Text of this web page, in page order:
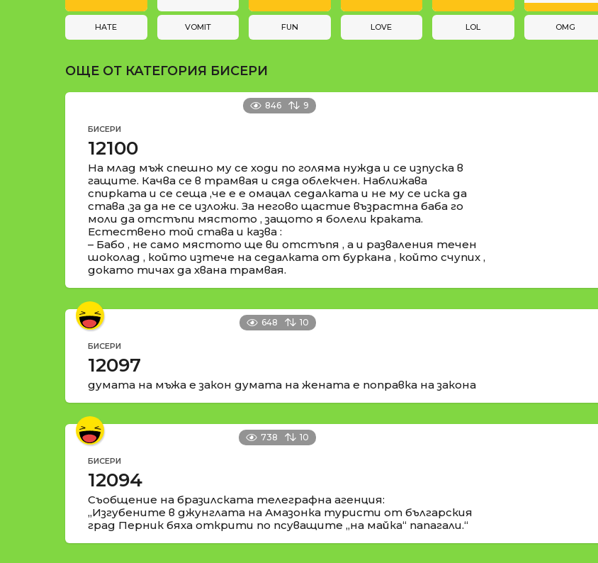
t
i
n
HATE VOMIT FUN LOVE LOL OMG
ОЩЕ ОТ КАТЕГОРИЯ БИСЕРИ
846 9
БИСЕРИ
12100
На млад мъж спешно му се ходи по голяма нужда и се изпуска в
гащите. Качва се в трамвая и сяда облекчен. Наближава
спирката и се сеща ,че е е омацал седалката и не му се иска да
става ,за да не се изложи. За негово щастие възрастна баба го
моли да отстъпи мястото , защото я болели краката.
Естествено той става и казва :
– Бабо , не само мястото ще ви отстъпя , а и разваления течен
шоколад , който изтече на седалката от буркана , който счупих ,
докато тичах да хвана трамвая.
648 10
БИСЕРИ
12097
думата на мъжа е закон думата на жената е поправка на закона
738 10
БИСЕРИ
12094
Съобщение на бразилската телеграфна агенция:
„Изгубените в джунглата на Амазонка туристи от българския
град Перник бяха открити по псуващите „на майка“ папагали.“